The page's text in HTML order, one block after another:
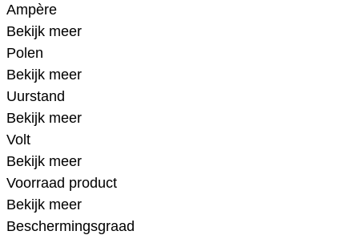
Ampère
Bekijk meer
Polen
Bekijk meer
Uurstand
Bekijk meer
Volt
Bekijk meer
Voorraad product
Bekijk meer
Beschermingsgraad